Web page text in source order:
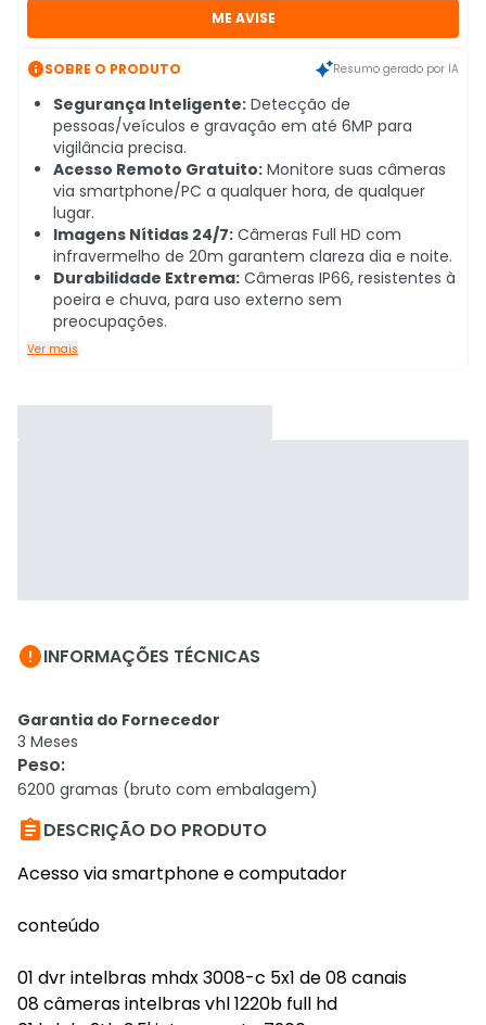
ME AVISE
SOBRE O PRODUTO Resumo gerado por IA
Segurança Inteligente: Detecção de
pessoas/veículos e gravação em até 6MP para
vigilância precisa.
Acesso Remoto Gratuito: Monitore suas câmeras
via smartphone/PC a qualquer hora, de qualquer
lugar.
Imagens Nítidas 24/7: Câmeras Full HD com
infravermelho de 20m garantem clareza dia e noite.
Durabilidade Extrema: Câmeras IP66, resistentes à
poeira e chuva, para uso externo sem
preocupações.
Ver mais
INFORMAÇÕES TÉCNICAS
Garantia do Fornecedor
3 Meses
Peso:
6200 gramas (bruto com embalagem)
DESCRIÇÃO DO PRODUTO
Acesso via smartphone e computador
conteúdo
01 dvr intelbras mhdx 3008-c 5x1 de 08 canais
08 câmeras intelbras vhl 1220b full hd